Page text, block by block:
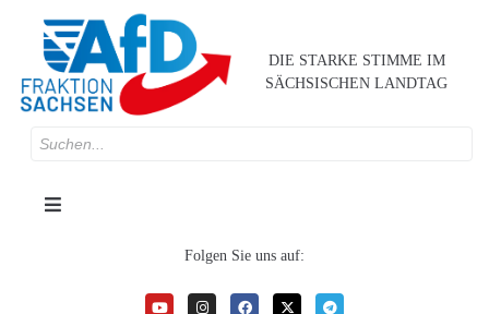
DIE STARKE STIMME IM
SÄCHSISCHEN LANDTAG
Folgen Sie uns auf: